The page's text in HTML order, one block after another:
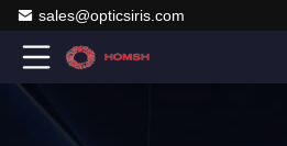
sales@opticsiris.com